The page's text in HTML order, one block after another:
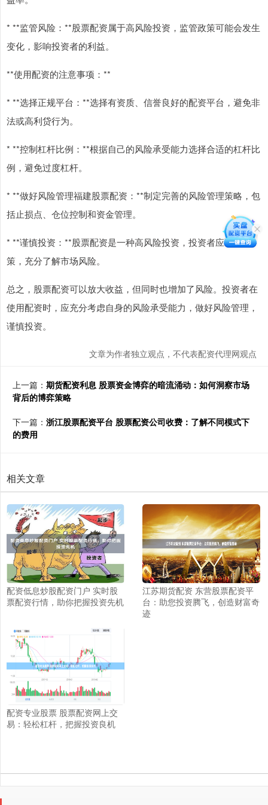
* **监管风险：**股票配资属于高风险投资，监管政策可能会发生
变化，影响投资者的利益。
**使用配资的注意事项：**
* **选择正规平台：**选择有资质、信誉良好的配资平台，避免非
法或高利贷行为。
* **控制杠杆比例：**根据自己的风险承受能力选择合适的杠杆比
例，避免过度杠杆。
* **做好风险管理福建股票配资：**制定完善的风险管理策略，包
括止损点、仓位控制和资金管理。
* **谨慎投资：**股票配资是一种高风险投资，投资者应谨慎决
策，充分了解市场风险。
总之，股票配资可以放大收益，但同时也增加了风险。投资者在
使用配资时，应充分考虑自身的风险承受能力，做好风险管理，
谨慎投资。
文章为作者独立观点，不代表配资代理网观点
上一篇： 期货配资利息 股票资金博弈的暗流涌动：如何洞察市场
背后的博弈策略
下一篇： 浙江股票配资平台 股票配资公司收费：了解不同模式下
的费用
相关文章
配资低息炒股配资门户 实时股
票配资行情，助你把握投资先机
江苏期货配资 东营股票配资平
台：助您投资腾飞，创造财富奇
迹
配资专业股票 股票配资网上交
易：轻松杠杆，把握投资良机